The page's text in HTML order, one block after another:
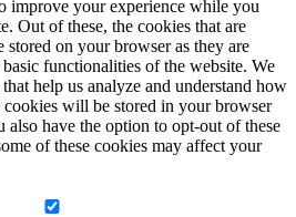
improve your experience while you
Out of these, the cookies that are
stored on your browser as they are
functionalities of the website. We
help us analyze and understand how
cookies will be stored in your browser
have the option to opt-out of these
of these cookies may affect your